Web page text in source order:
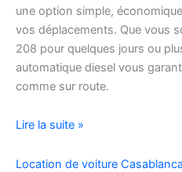
une option simple,
vos déplacements. Que vous
208 pour quelques jours ou
automatique diesel vous
comme sur route.
Location
208
Lire la suite »
Location de voiture Casablanca